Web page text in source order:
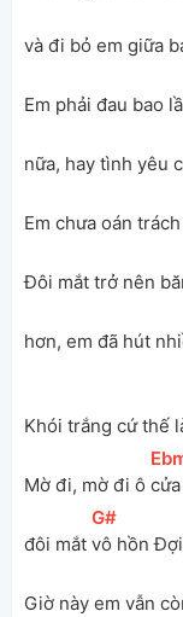
và đi bỏ em giữa
Em phải đau bao
nữa, hay tình yêu
Em chưa oán
Đôi mắt trở nên
hơn, em đã hút
Khói trắng cứ thế
Mờ đi, mờ đi ô
[
cửa
đôi mắt
[
G#
vô hồn
Giờ này em vẫn